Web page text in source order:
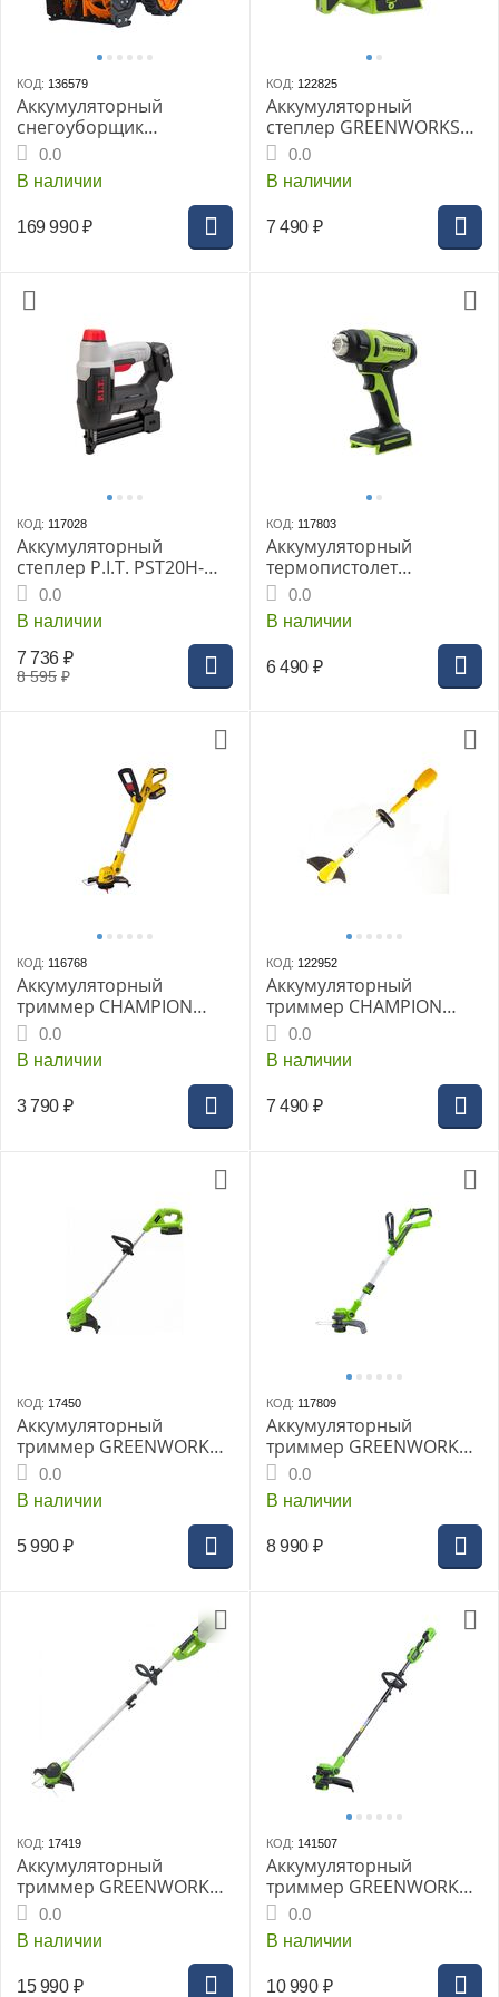
КОД: 136579
Аккумуляторный
снегоуборщик
VILLARTEC WA6261 SET:
AM608 (2шт)+AC604
мод.24/25, 62В, 610мм,
2ступ., Бесщеточный,
Вариатор
0.0
В наличии
169 990 ₽
КОД: 122825
Аккумуляторный
степлер GREENWORKS
G24CS10 24В, без АКБ и
ЗУ
0.0
В наличии
7 490 ₽
КОД: 117028
Аккумуляторный
степлер P.I.T. PST20H-
30/625A Solo
0.0
В наличии
8 595 ₽
7 736 ₽
КОД: 117803
Аккумуляторный
термопистолет
GREENWORKS G24HG
24В, без АКБ и ЗУ
0.0
В наличии
6 490 ₽
КОД: 116768
Аккумуляторный
триммер CHAMPION
TB1811, 18В, без АКБ и
ЗУ
0.0
В наличии
3 790 ₽
КОД: 122952
Аккумуляторный
триммер CHAMPION
TB400, 36В, без АКБи ЗУ
0.0
В наличии
7 490 ₽
КОД: 17450
Аккумуляторный
триммер GREENWORKS
G24LT25 24 V
0.0
В наличии
5 990 ₽
КОД: 117809
Аккумуляторный
триммер GREENWORKS
G24LT30, 24В, без АКБ и
ЗУ
0.0
В наличии
8 990 ₽
КОД: 17419
Аккумуляторный
триммер GREENWORKS
G40LT (2101507UA) (с
АКБ и ЗУ)
0.0
В наличии
15 990 ₽
КОД: 141507
Аккумуляторный
триммер GREENWORKS
GD24LT331, 24 В, 2 в 1,
33 см (без АКБ и ЗУ)
0.0
В наличии
10 990 ₽